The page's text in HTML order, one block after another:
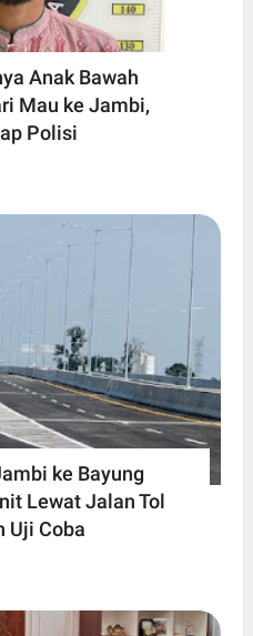
Anak Bawah
Mau ke Jambi,
Polisi
ke Bayung
Lewat Jalan Tol
Uji Coba